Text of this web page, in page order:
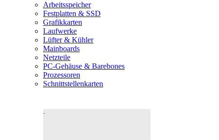
Arbeitsspeicher
Festplatten & SSD
Grafikkarten
Laufwerke
Lüfter & Kühler
Mainboards
Netzteile
PC-Gehäuse & Barebones
Prozessoren
Schnittstellenkarten